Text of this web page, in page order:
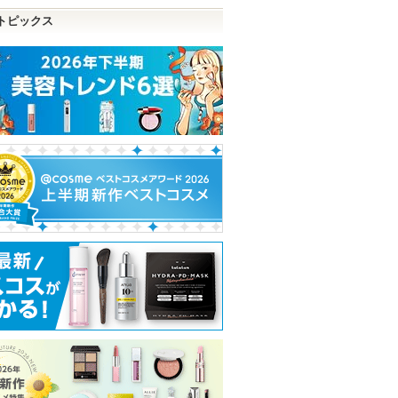
ピックス